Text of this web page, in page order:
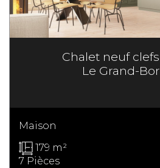
Chalet neuf
Le Grand-
Maison
179 m²
7 Pièces